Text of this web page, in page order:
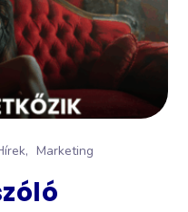
Marketing